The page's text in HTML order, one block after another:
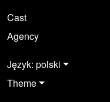
Cast
Agency
Język: polski
Theme